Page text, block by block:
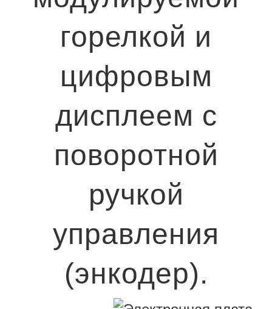
горелкой и
цифровым
дисплеем с
поворотной
ручкой
управления
(энкодер).